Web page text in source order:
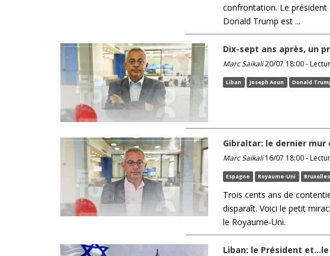
confrontation. Le président
Donald Trump est ...
Dix-sept ans après, un
Marc Saikali20/07 18:00 -
Liban Joseph Aoun Donald
Gibraltar: le dernier mur
Marc Saikali16/07 18:00 -
Espagne Royaume-Uni Bruxelles
Trois cents ans de
disparaît. Voici le petit
le Royaume-Uni.
Liban: le Président